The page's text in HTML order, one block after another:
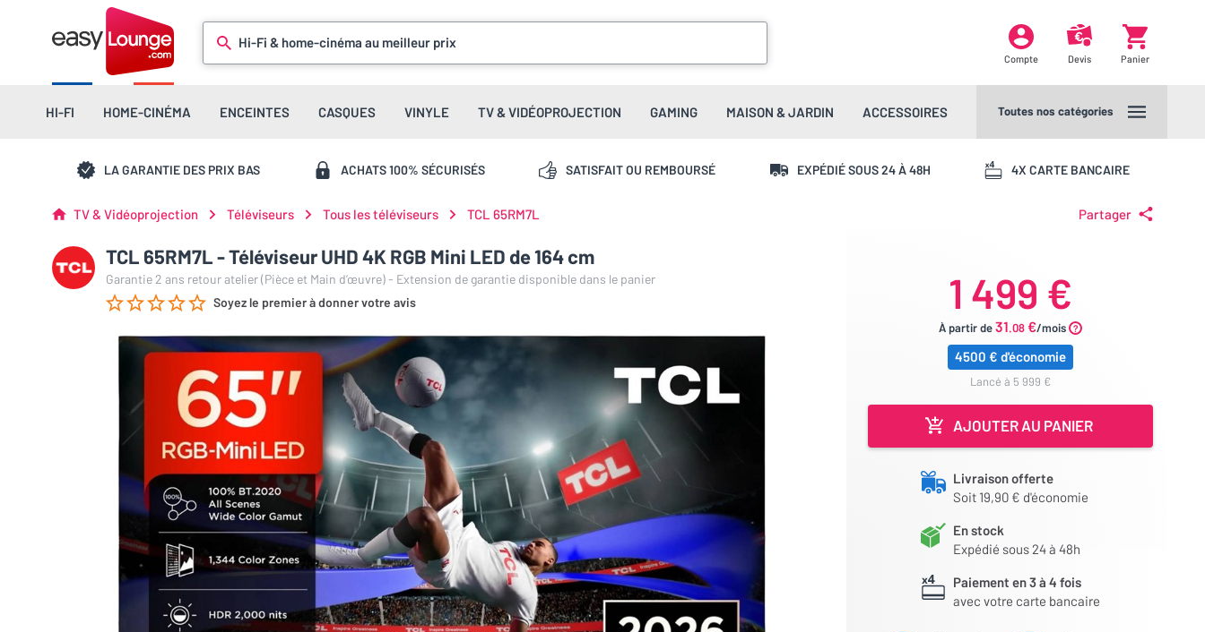
Hi-Fi & home-cinéma au meilleur prix
Compte Devis Panier
HI-FI HOME-CINÉMA ENCEINTES CASQUES VINYLE TV & VIDÉOPROJECTION GAMING MAISON & JARDIN ACCESSOIRES Toutes nos catégories
LA GARANTIE DES PRIX BAS ACHATS 100% SÉCURISÉS SATISFAIT OU REMBOURSÉ EXPÉDIÉ SOUS 24 À 48H 4X CARTE BANCAIRE
TV & Vidéoprojection Téléviseurs Tous les téléviseurs TCL 65RM7L Partager
TCL 65RM7L - Téléviseur UHD 4K RGB Mini LED de 164 cm
Garantie 2 ans retour atelier (Pièce et Main d’œuvre) - Extension de garantie disponible dans le panier
Soyez le premier à donner votre avis
1 499 €
À partir de31.08 €/mois
4500 € d'économie
lancé à 5 999 €
AJOUTER AU PANIER
Livraison offerte
Soit 19,90 € d'économie
En stock
Expédié sous 24 à 48h
Paiement en 3 à 4 fois
avec votre carte bancaire